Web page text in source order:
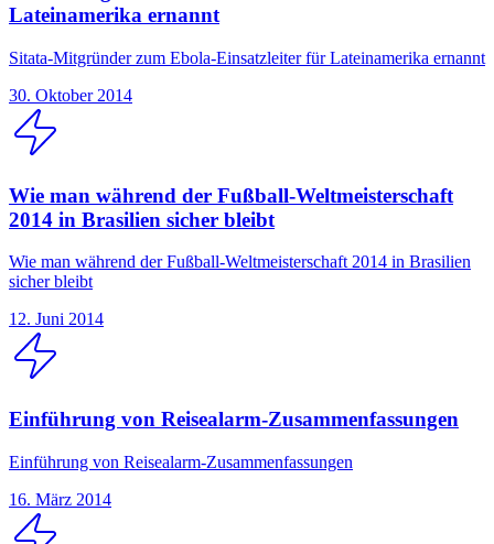
Lateinamerika ernannt
Sitata-Mitgründer zum Ebola-Einsatzleiter für Lateinamerika ernannt
30. Oktober 2014
Wie man während der Fußball-Weltmeisterschaft
2014 in Brasilien sicher bleibt
Wie man während der Fußball-Weltmeisterschaft 2014 in Brasilien
sicher bleibt
12. Juni 2014
Einführung von Reisealarm-Zusammenfassungen
Einführung von Reisealarm-Zusammenfassungen
16. März 2014